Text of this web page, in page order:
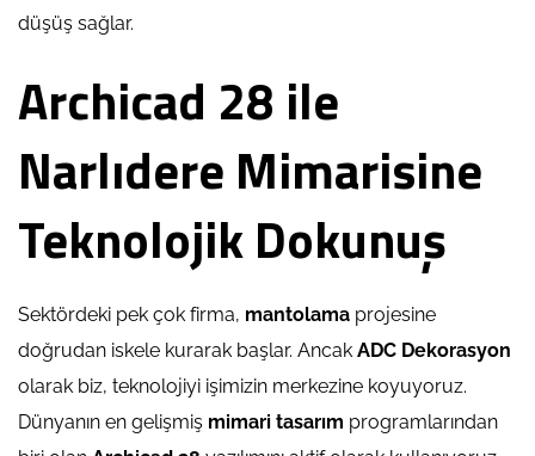
düşüş sağlar.
Archicad 28 ile
Narlıdere Mimarisine
Teknolojik Dokunuş
Sektördeki pek çok firma, mantolama projesine
doğrudan iskele kurarak başlar. Ancak ADC Dekorasyon
olarak biz, teknolojiyi işimizin merkezine koyuyoruz.
Dünyanın en gelişmiş mimari tasarım programlarından